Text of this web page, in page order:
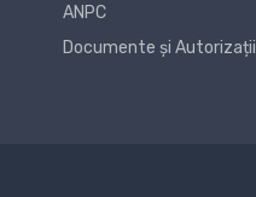
ANPC
Documente și Autorizații